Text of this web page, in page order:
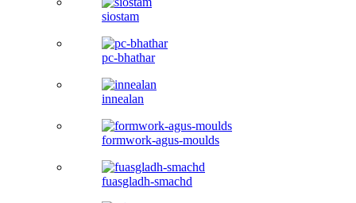
siostam
pc-bhathar
innealan
formwork-agus-moulds
fuasgladh-smachd